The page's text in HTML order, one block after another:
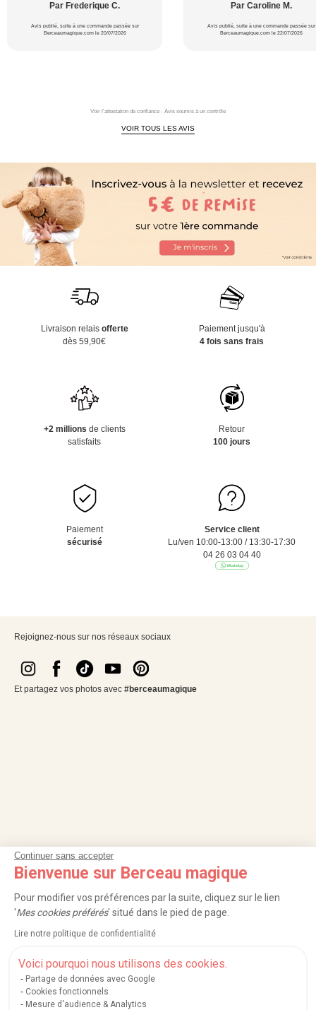
Continuer sans accepter
Bienvenue sur Berceau magique
Pour modifier vos préférences par la suite, cliquez sur le lien
'Mes cookies préférés' situé dans le pied de page.
Lire notre politique de confidentialité
Voici pourquoi nous utilisons des cookies.
Partage de données avec Google
Cookies fonctionnels
Mesure d'audience & Analytics
Par Frederique C.
Avis publié, suite à une commande passée sur
Berceaumagique.com le 20/07/2026
Par Caroline M.
Avis publié, suite à une commande passée sur
Berceaumagique.com le 22/07/2026
Voir l'attestation de confiance - Avis soumis à un contrôle
VOIR TOUS LES AVIS
Livraison relais offerte
dès 59,90€
Paiement jusqu'à
4 fois sans frais
+2 millions de clients
satisfaits
Retour
100 jours
Paiement
sécurisé
Service client
Lu/ven 10:00-13:00 / 13:30-17:30
04 26 03 04 40
Rejoignez-nous sur nos réseaux sociaux
Et partagez vos photos avec #berceaumagique
NOS SERVICES
À PROPOS
LISTES CADEAUX